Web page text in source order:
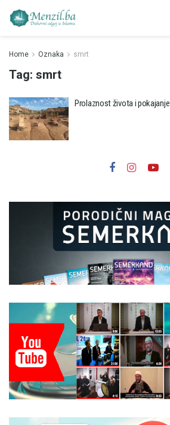
Home Oznaka smrt
Tag: smrt
Prolaznost života i pokajanje